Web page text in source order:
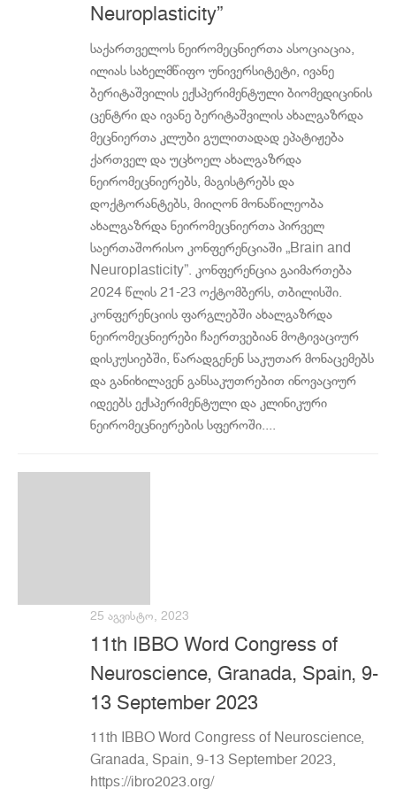
Neuroplasticity”
საქართველოს ნეირომეცნიერთა ასოციაცია,
ილიას სახელმწიფო უნივერსიტეტი, ივანე
ბერიტაშვილის ექსპერიმენტული ბიომედიცინის
ცენტრი და ივანე ბერიტაშვილის ახალგაზრდა
მეცნიერთა კლუბი გულითადად ეპატიჟება
ქართველ და უცხოელ ახალგაზრდა
ნეირომეცნიერებს, მაგისტრებს და
დოქტორანტებს, მიიღონ მონაწილეობა
ახალგაზრდა ნეირომეცნიერთა პირველ
საერთაშორისო კონფერენციაში „Brain and
Neuroplasticity”. კონფერენცია გაიმართება
2024 წლის 21-23 ოქტომბერს, თბილისში.
კონფერენციის ფარგლებში ახალგაზრდა
ნეირომეცნიერები ჩაერთვებიან მოტივაციურ
დისკუსიებში, წარადგენენ საკუთარ მონაცემებს
და განიხილავენ განსაკუთრებით ინოვაციურ
იდეებს ექსპერიმენტული და კლინიკური
ნეირომეცნიერების სფეროში....
25 ᲐᲒᲕᲘᲡᲢᲝ, 2023
11th IBBO Word Congress of
Neuroscience, Granada, Spain, 9-
13 September 2023
11th IBBO Word Congress of Neuroscience,
Granada, Spain, 9-13 September 2023,
https://ibro2023.org/